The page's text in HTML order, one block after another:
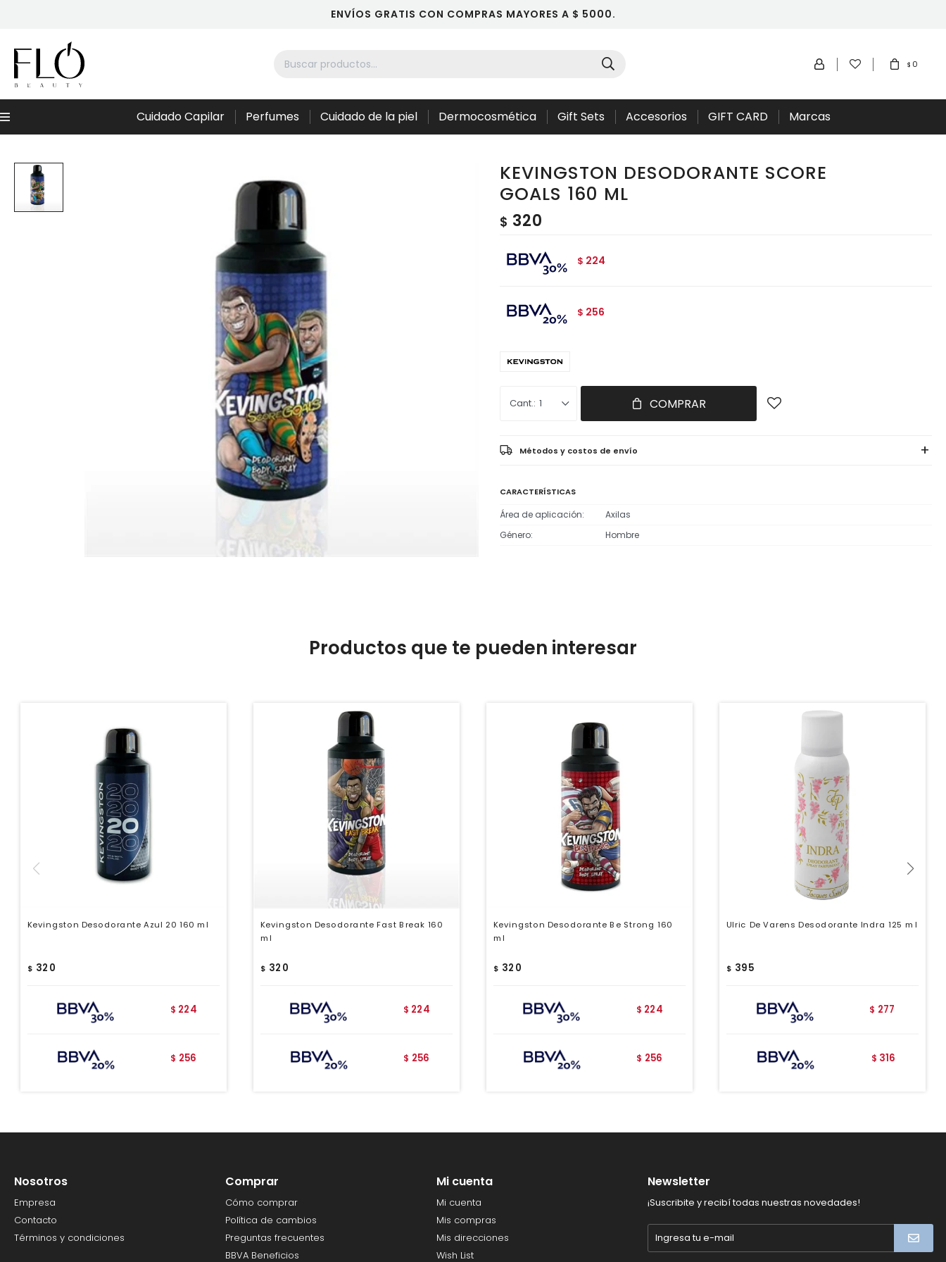
ENVÍOS GRATIS CON COMPRAS MAYORES A $ 5000.
Menú Cuidado Capilar Perfumes Cuidado de la piel Dermocosmética Gift Sets Accesorios GIFT CARD Marcas
$ 0
KEVINGSTON DESODORANTE SCORE
GOALS 160 ML
$ 320
$ 224
$ 256
1 COMPRAR
Métodos y costos de envío
CARACTERÍSTICAS
Área de aplicación
Axilas
Género
Hombre
Productos que te pueden interesar
Kevingston Desodorante Azul 20 160 ml
$ 320
$ 224
$ 256
Kevingston Desodorante Fast Break 160
ml
$ 320
$ 224
$ 256
Kevingston Desodorante Be Strong 160
ml
$ 320
$ 224
$ 256
Ulric De Varens Desodorante Indra 125 ml
$ 395
$ 277
$ 316
Nosotros
Empresa
Contacto
Términos y condiciones
Comprar
Cómo comprar
Política de cambios
Preguntas frecuentes
BBVA Beneficios
Mi cuenta
Mi cuenta
Mis compras
Mis direcciones
Wish List
Newsletter
¡Suscribite y recibí todas nuestras novedades!